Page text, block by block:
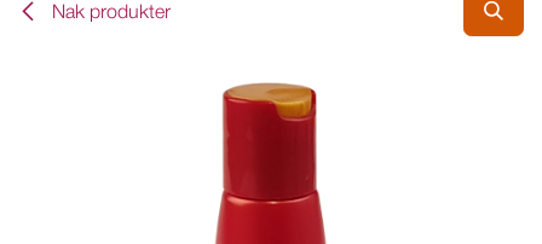
Nak produkter